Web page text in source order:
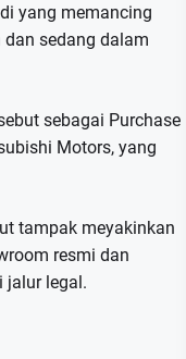
yang memancing
sedang dalam
sebagai Purchase
Motors, yang
tampak meyakinkan
resmi dan
jalur legal.